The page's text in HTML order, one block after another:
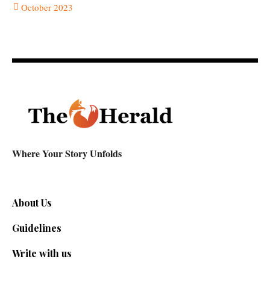
October 2023
Where Your Story Unfolds
About Us
Guidelines
Write with us